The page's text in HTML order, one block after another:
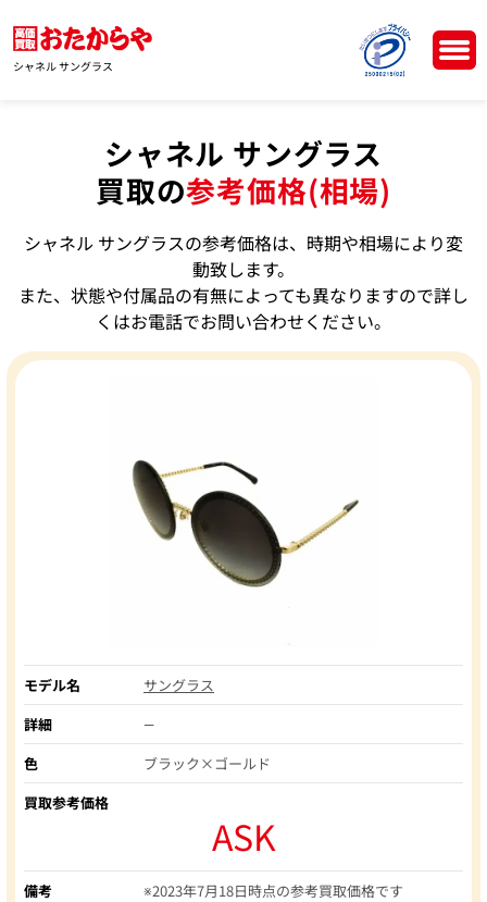
シャネル サングラス
シャネル サングラス
買取の参考価格(相場)
シャネル サングラスの参考価格は、時期や相場により変
動致します。
また、状態や付属品の有無によっても異なりますので詳し
くはお電話でお問い合わせください。
モデル名
サングラス
詳細
―
色
ブラック×ゴールド
買取参考価格
ASK
備考 ※2023年7月18日時点の参考買取価格です